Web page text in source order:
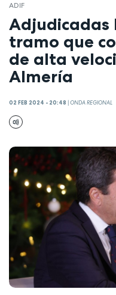
ADIF
Adjudicadas
tramo que
de alta
Almería
02 FEB 2024 - 20:48 ONDA REGIONAL